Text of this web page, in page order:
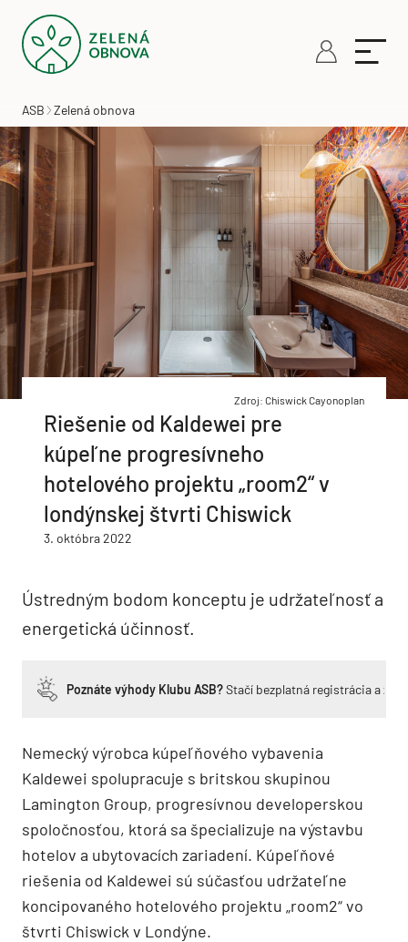
ASB Zelená obnova
Zdroj: Chiswick Cayonoplan
Riešenie od Kaldewei pre
kúpeľne progresívneho
hotelového projektu „room2“ v
londýnskej štvrti Chiswick
3. októbra 2022
Ústredným bodom konceptu je udržateľnosť a
energetická účinnosť.
Poznáte výhody Klubu ASB?Stačí bezplatná registrácia a
Nemecký výrobca kúpeľňového vybavenia
Kaldewei spolupracuje s britskou skupinou
Lamington Group, progresívnou developerskou
spoločnosťou, ktorá sa špecializuje na výstavbu
hotelov a ubytovacích zariadení. Kúpeľňové
riešenia od Kaldewei sú súčasťou udržateľne
koncipovaného hotelového projektu „room2“ vo
štvrti Chiswick v Londýne.